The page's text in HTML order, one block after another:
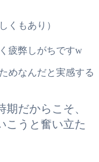
くもあり）
疲弊しがちですw
めなんだと実感する
だからこそ、
こうと奮い立た